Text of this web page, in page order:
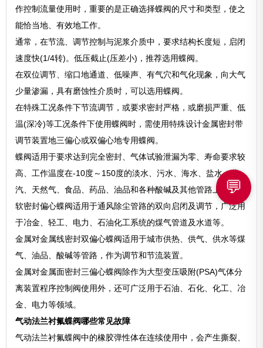
作控制流量使用时，重要的是正确选择蝶阀的尺寸和类型，使之
能恰当地、有效地工作。
通常，在节流、调节控制与泥浆介质中，要求结构长度短，启闭
速度快(1/4转)。低压截止(压差小)，推荐选用蝶阀。
在双位调节、缩口地通道、低噪声、有气穴和气化现象，向大气
少量渗漏，具有磨蚀性介质时，可以选用蝶阀。
在特殊工况条件下节流调节，或要求密封严格，或磨损严重、低
温(深冷)等工况条件下使用蝶阀时，需使用特殊设计金属密封带
调节装置地三偏心或双偏心地专用蝶阀。
蝶阀适用于要求达到完全密封、气体试验泄漏为零、寿命要求较
高、工作温度在-10度～150度的淡水、污水、海水、盐水、蒸
汽、天然气、食品、药品、油品和各种酸碱及其他管路上。
软密封偏心蝶阀适用于通风除尘管路的双向启闭及调节，广泛用
于冶金、轻工、电力、石油化工系统的煤气管道及水道等。
金属对金属线密封双偏心蝶阀适用于城市供热、供气、供水等煤
气、油品、酸碱等管路，作为调节和节流装置。
金属对金属面密封三偏心蝶阀除作为大型变压吸附(PSA)气体分
离装置程序控制阀使用外，还可广泛用于石油、石化、化工、冶
金、电力等领域。
气动法兰衬氟蝶阀哪些常见故障
气动法兰衬氟蝶阀中的橡胶弹性体在连续使用中，会产生撕裂、
💬